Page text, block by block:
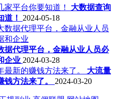
大数据查询
道！
2024-05-18
据代理平台，金融从业人员必
企业 2024-03-28
大流量
钱方法来了。
2024-03-20